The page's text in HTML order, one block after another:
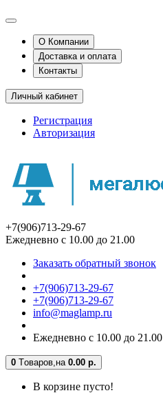
О Компании
Доставка и оплата
Контакты
Личный кабинет
Регистрация
Авторизация
+7(906)713-29-67
Ежедневно с 10.00 до 21.00
Заказать обратный звонок
+7(906)713-29-67
+7(906)713-29-67
info@maglamp.ru
Ежедневно с 10.00 до 21.00
0 Tоваров,на 0.00 р.
В корзине пусто!